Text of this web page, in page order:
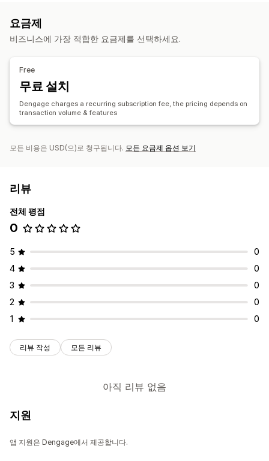
마케팅 및 판매
요금제
비즈니스에 가장 적합한 요금제를 선택하세요.
Free
무료 설치
Dengage charges a recurring subscription fee, the pricing depends on
transaction volume & features
모든 비용은 USD(으)로 청구됩니다. 모든 요금제 옵션 보기
리뷰
전체 평점
0
5
0
4
0
3
0
2
0
1
0
리뷰 작성 모든 리뷰
아직 리뷰 없음
지원
앱 지원은 Dengage에서 제공합니다.